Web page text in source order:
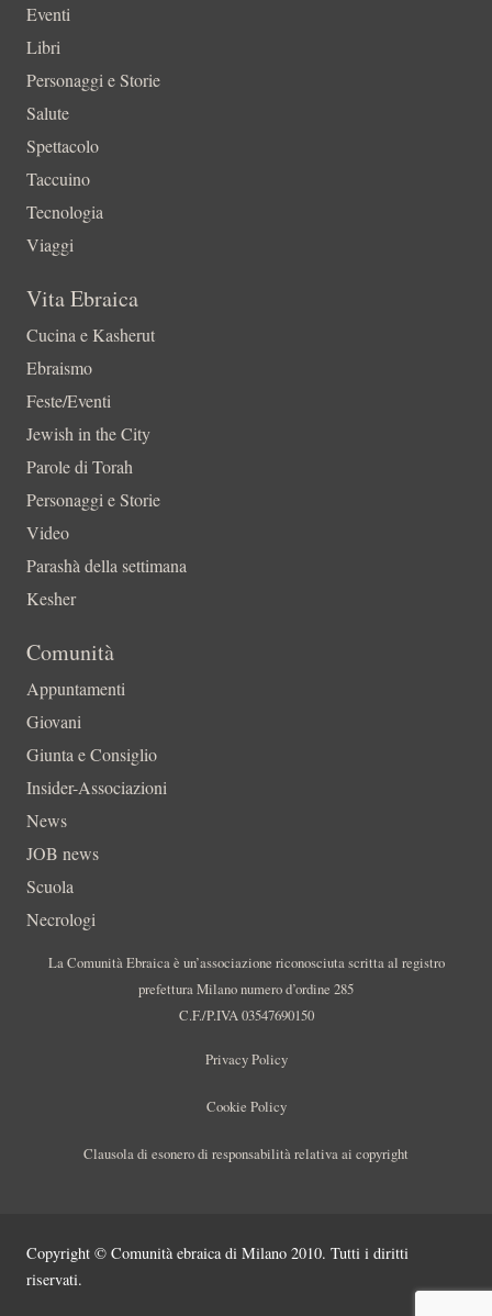
Eventi
Libri
Personaggi e Storie
Salute
Spettacolo
Taccuino
Tecnologia
Viaggi
Vita Ebraica
Cucina e Kasherut
Ebraismo
Feste/Eventi
Jewish in the City
Parole di Torah
Personaggi e Storie
Video
Parashà della settimana
Kesher
Comunità
Appuntamenti
Giovani
Giunta e Consiglio
Insider-Associazioni
News
JOB news
Scuola
Necrologi
La Comunità Ebraica è un’associazione riconosciuta scritta al registro
prefettura Milano numero d’ordine 285
C.F./P.IVA 03547690150
Privacy Policy
Cookie Policy
Clausola di esonero di responsabilità relativa ai copyright
Copyright © Comunità ebraica di Milano 2010. Tutti i diritti
riservati.